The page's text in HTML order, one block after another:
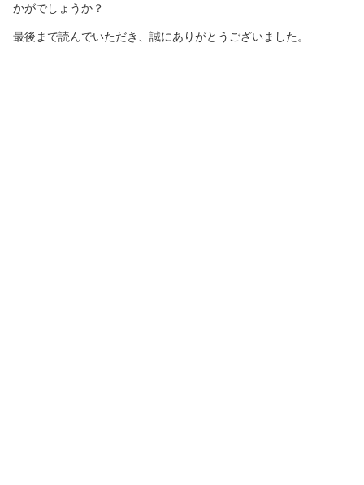
かがでしょうか？
最後まで読んでいただき、誠にありがとうございました。